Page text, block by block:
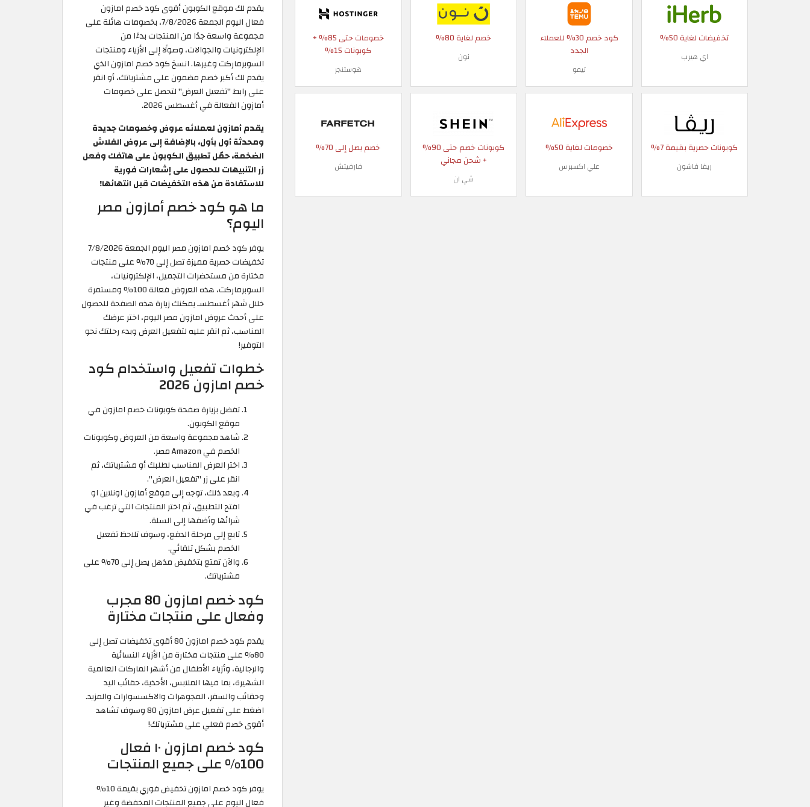
تخفيضات لغاية 50%
اي هيرب
كود خصم 30% للعملاء
الجدد
تيمو
خصم لغاية 80%
نون
خصومات حتى 85% +
كوبونات 15%
هوستنجر
كوبونات حصرية بقيمة 7%
ريفا فاشون
خصومات لغاية 50%
علي اكسبرس
كوبونات خصم حتى 90%
+ شحن مجاني
شي ان
خصم يصل إلى 70%
فارفيتش
يقدم لك موقع الكوبون أقوى كود خصم امازون
فعال اليوم الجمعة 7/8/2026، بخصومات هائلة على
مجموعة واسعة جدًا من المنتجات بدءًا من
الإلكترونيات والجوالات، وصولًا إلى الأزياء ومنتجات
السوبرماركت وغيرها. انسخ كود خصم امازون الذي
يقدم لك أكبر خصم مضمون على مشترياتك، أو انقر
على رابط "تفعيل العرض" لتحصل على خصومات
أمازون الفعالة في أغسطس 2026.
يقدم أمازون لعملائه عروض وخصومات جديدة
ومحدثة أول بأول، بالإضافة إلى عروض الفلاش
الضخمة، حمّل تطبيق الكوبون على هاتفك وفعل
زر التنبيهات للحصول على إشعارات فورية
للاستفادة من هذه التخفيضات قبل انتهائها!
ما هو كود خصم أمازون مصر
اليوم؟
يوفر كود خصم امازون مصر اليوم الجمعة 7/8/2026
تخفيضات حصرية مميزة تصل إلى 70% على منتجات
مختارة من مستحضرات التجميل، الإلكترونيات،
السوبرماركت، هذه العروض فعالة 100% ومستمرة
خلال شهر أغسطسـ يمكنك زيارة هذه الصفحة للحصول
على أحدث عروض امازون مصر اليوم، اختر عرضك
المناسب، ثم انقر عليه لتفعيل العرض وبدء رحلتك نحو
التوفير!
خطوات تفعيل واستخدام كود
خصم امازون 2026
تفضل بزيارة صفحة كوبونات خصم امازون في
موقع الكوبون.
شاهد مجموعة واسعة من العروض وكوبونات
الخصم في Amazon مصر.
اختر العرض المناسب لطلبك أو مشترياتك، ثم
انقر على زر "تفعيل العرض".
وبعد ذلك، توجه إلى موقع أمازون اونلاين او
افتح التطبيق، ثم اختر المنتجات التي ترغب في
شرائها وأضفها إلى السلة.
تابع إلى مرحلة الدفع، وسوف تلاحظ تفعيل
الخصم بشكل تلقائي.
والآن تمتع بتخفيض مذهل يصل إلى 70% على
مشترياتك.
كود خصم امازون 80 مجرب
وفعال على منتجات مختارة
يقدم كود خصم امازون 80 أقوى تخفيضات تصل إلى
80% على منتجات مختارة من الأزياء النسائية
والرجالية، وأزياء الأطفال من أشهر الماركات العالمية
الشهيرة، بما فيها الملابس، الأحذية، حقائب اليد
وحقائب والسفر، المجوهرات والاكسسوارات والمزيد.
اضغط على تفعيل عرض امازون 80 وسوف تشاهد
أقوى خصم فعلي على مشترياتك!
كود خصم امازون ١٠ فعال
100% على جميع المنتجات
يوفر كود خصم امازون تخفيض فوري بقيمة 10%
فعال اليوم على جميع المنتجات المخفضة وغير